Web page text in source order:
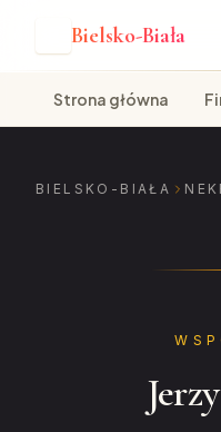
Bielsko-Biała
Strona główna
BIELSKO-BIAŁA